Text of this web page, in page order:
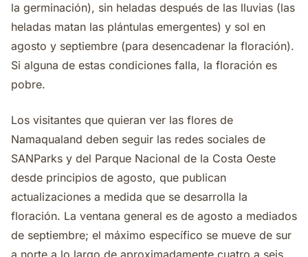
la germinación), sin heladas después de las lluvias (las
heladas matan las plántulas emergentes) y sol en
agosto y septiembre (para desencadenar la floración).
Si alguna de estas condiciones falla, la floración es
pobre.
Los visitantes que quieran ver las flores de
Namaqualand deben seguir las redes sociales de
SANParks y del Parque Nacional de la Costa Oeste
desde principios de agosto, que publican
actualizaciones a medida que se desarrolla la
floración. La ventana general es de agosto a mediados
de septiembre; el máximo específico se mueve de sur
a norte a lo largo de aproximadamente cuatro a seis